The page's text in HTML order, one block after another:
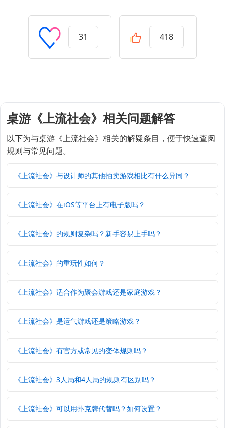
31 418
桌游《上流社会》相关问题解答
以下为与桌游《上流社会》相关的解疑条目，便于快速查阅
规则与常见问题。
《上流社会》与设计师的其他拍卖游戏相比有什么异同？
《上流社会》在iOS等平台上有电子版吗？
《上流社会》的规则复杂吗？新手容易上手吗？
《上流社会》的重玩性如何？
《上流社会》适合作为聚会游戏还是家庭游戏？
《上流社会》是运气游戏还是策略游戏？
《上流社会》有官方或常见的变体规则吗？
《上流社会》3人局和4人局的规则有区别吗？
《上流社会》可以用扑克牌代替吗？如何设置？